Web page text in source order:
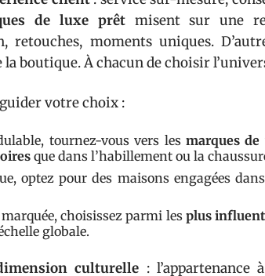
de luxe prêtmisent sur une
retouches, moments uniques.
la boutique. À chacun de choisir
votre choix :
tournez-vous vers les marques
que dans l’habillement ou la
optez pour des maisons engagées
choisissez parmi les plus
globale.
culturelle :